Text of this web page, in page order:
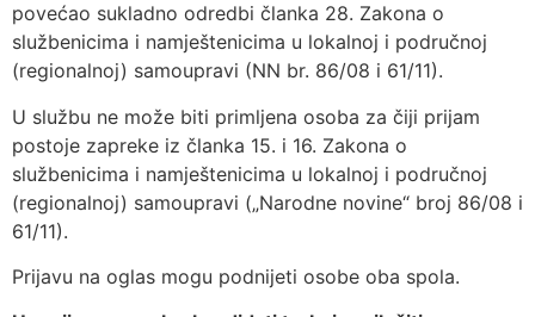
povećao sukladno odredbi članka 28. Zakona o
službenicima i namještenicima u lokalnoj i područnoj
(regionalnoj) samoupravi (NN br. 86/08 i 61/11).
U službu ne može biti primljena osoba za čiji prijam
postoje zapreke iz članka 15. i 16. Zakona o
službenicima i namještenicima u lokalnoj i područnoj
(regionalnoj) samoupravi („Narodne novine“ broj 86/08 i
61/11).
Prijavu na oglas mogu podnijeti osobe oba spola.